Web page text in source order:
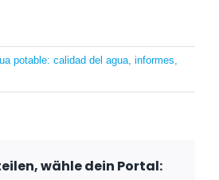
potable: calidad del agua, informes,
wähle dein Portal: